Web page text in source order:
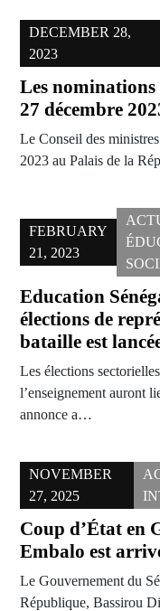
DECEMBER 28,
2023
Les nominations
27 décembre
Le Conseil des
2023 au Palais de la
FEBRUARY
21, 2023
Education
élections de
bataille est
Les élections
l’enseignement auront
annonce a…
NOVEMBER
27, 2025
Coup d’État en
Embalo est
Le Gouvernement du
République, Bassirou